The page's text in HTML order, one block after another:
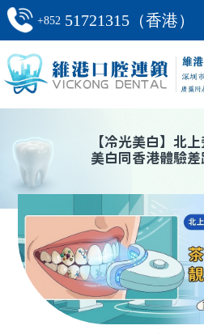
+852 51721315（香港）
【冷光美白】 北上
美白同香港體驗差